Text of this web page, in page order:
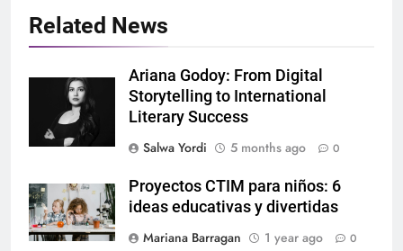
Related News
Ariana Godoy: From Digital
Storytelling to International
Literary Success
Salwa Yordi
5 months ago 0
Proyectos CTIM para niños: 6
ideas educativas y divertidas
Mariana Barragan
1 year ago 0